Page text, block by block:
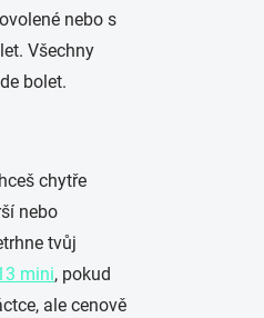
nebo s
Všechny
bolet.
chytře
nebo
tvůj
mini, pokud
ale cenově